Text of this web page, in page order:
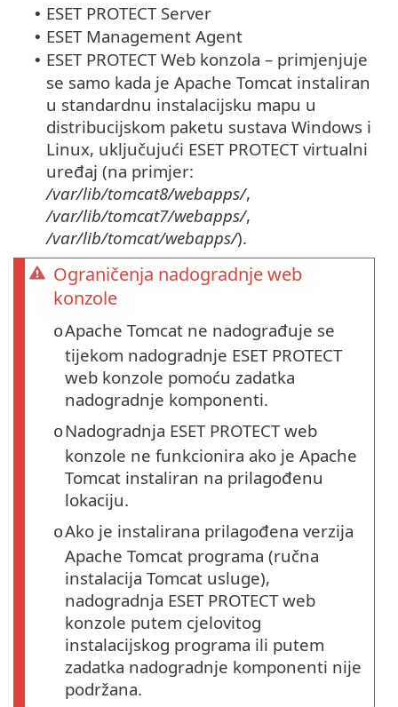
• ESET PROTECT Server
• ESET Management Agent
• ESET PROTECT Web konzola – primjenjuje
se samo kada je Apache Tomcat instaliran
u standardnu instalacijsku mapu u
distribucijskom paketu sustava Windows i
Linux, uključujući ESET PROTECT virtualni
uređaj (na primjer:
/var/lib/tomcat8/webapps/,
/var/lib/tomcat7/webapps/,
/var/lib/tomcat/webapps/).
Ograničenja nadogradnje web
konzole
oApache Tomcat ne nadograđuje se
tijekom nadogradnje ESET PROTECT
web konzole pomoću zadatka
nadogradnje komponenti.
oNadogradnja ESET PROTECT web
konzole ne funkcionira ako je Apache
Tomcat instaliran na prilagođenu
lokaciju.
oAko je instalirana prilagođena verzija
Apache Tomcat programa (ručna
instalacija Tomcat usluge),
nadogradnja ESET PROTECT web
konzole putem cjelovitog
instalacijskog programa ili putem
zadatka nadogradnje komponenti nije
podržana.